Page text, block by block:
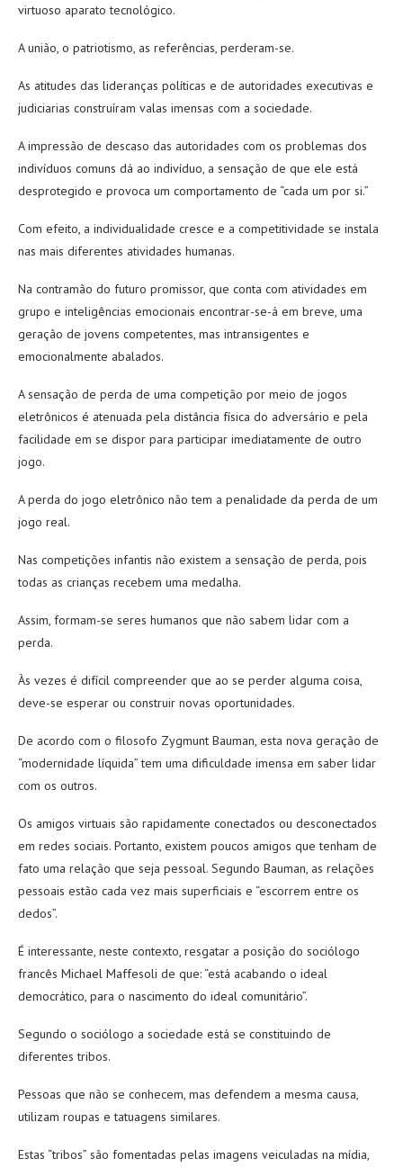
virtuoso aparato tecnológico.
A união, o patriotismo, as referências, perderam-se.
As atitudes das lideranças políticas e de autoridades executivas e
judiciarias construíram valas imensas com a sociedade.
A impressão de descaso das autoridades com os problemas dos
indivíduos comuns dá ao indivíduo, a sensação de que ele está
desprotegido e provoca um comportamento de “cada um por si.”
Com efeito, a individualidade cresce e a competitividade se instala
nas mais diferentes atividades humanas.
Na contramão do futuro promissor, que conta com atividades em
grupo e inteligências emocionais encontrar-se-á em breve, uma
geração de jovens competentes, mas intransigentes e
emocionalmente abalados.
A sensação de perda de uma competição por meio de jogos
eletrônicos é atenuada pela distância física do adversário e pela
facilidade em se dispor para participar imediatamente de outro
jogo.
A perda do jogo eletrônico não tem a penalidade da perda de um
jogo real.
Nas competições infantis não existem a sensação de perda, pois
todas as crianças recebem uma medalha.
Assim, formam-se seres humanos que não sabem lidar com a
perda.
Às vezes é difícil compreender que ao se perder alguma coisa,
deve-se esperar ou construir novas oportunidades.
De acordo com o filosofo Zygmunt Bauman, esta nova geração de
“modernidade líquida” tem uma dificuldade imensa em saber lidar
com os outros.
Os amigos virtuais são rapidamente conectados ou desconectados
em redes sociais. Portanto, existem poucos amigos que tenham de
fato uma relação que seja pessoal. Segundo Bauman, as relações
pessoais estão cada vez mais superficiais e “escorrem entre os
dedos”.
É interessante, neste contexto, resgatar a posição do sociólogo
francês Michael Maffesoli de que: “está acabando o ideal
democrático, para o nascimento do ideal comunitário”.
Segundo o sociólogo a sociedade está se constituindo de
diferentes tribos.
Pessoas que não se conhecem, mas defendem a mesma causa,
utilizam roupas e tatuagens similares.
Estas “tribos” são fomentadas pelas imagens veiculadas na mídia,